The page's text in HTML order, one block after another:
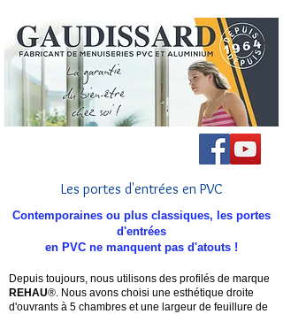
Les portes d'entrées en PVC
Contemporaines ou plus classiques, les portes
d'entrées
en PVC ne manquent pas d'atouts !
Depuis toujours, nous utilisons des profilés de marque
REHAU®. Nous avons choisi une esthétique droite
d'ouvrants à 5 chambres et une largeur de feuillure de